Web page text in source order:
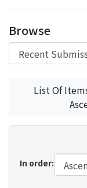
Browse
List Of
In order: